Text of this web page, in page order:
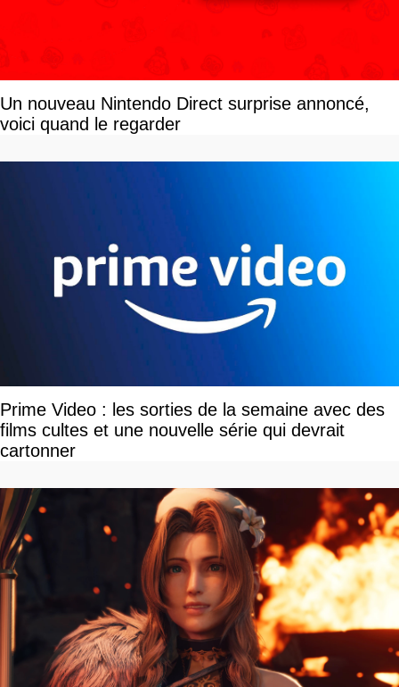
Un nouveau Nintendo Direct surprise annoncé,
voici quand le regarder
Prime Video : les sorties de la semaine avec des
films cultes et une nouvelle série qui devrait
cartonner